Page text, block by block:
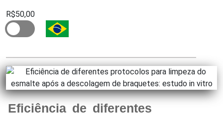
R$50,00
Eficiência de diferentes